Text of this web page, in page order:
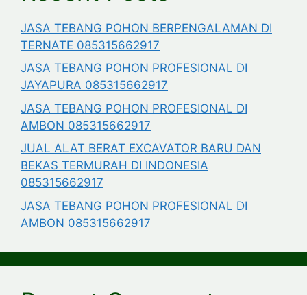
JASA TEBANG POHON BERPENGALAMAN DI
TERNATE 085315662917
JASA TEBANG POHON PROFESIONAL DI
JAYAPURA 085315662917
JASA TEBANG POHON PROFESIONAL DI
AMBON 085315662917
JUAL ALAT BERAT EXCAVATOR BARU DAN
BEKAS TERMURAH DI INDONESIA
085315662917
JASA TEBANG POHON PROFESIONAL DI
AMBON 085315662917